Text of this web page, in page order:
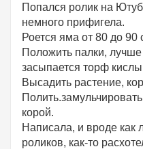
Попался ролик на
немного прифигела.
Роется яма от 80 до 90
Положить палки,
засыпается торф
Высадить растение,
корой.
Написала, и вроде как
роликов, как-то